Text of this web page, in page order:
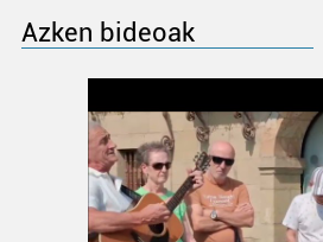
Azken bideoak